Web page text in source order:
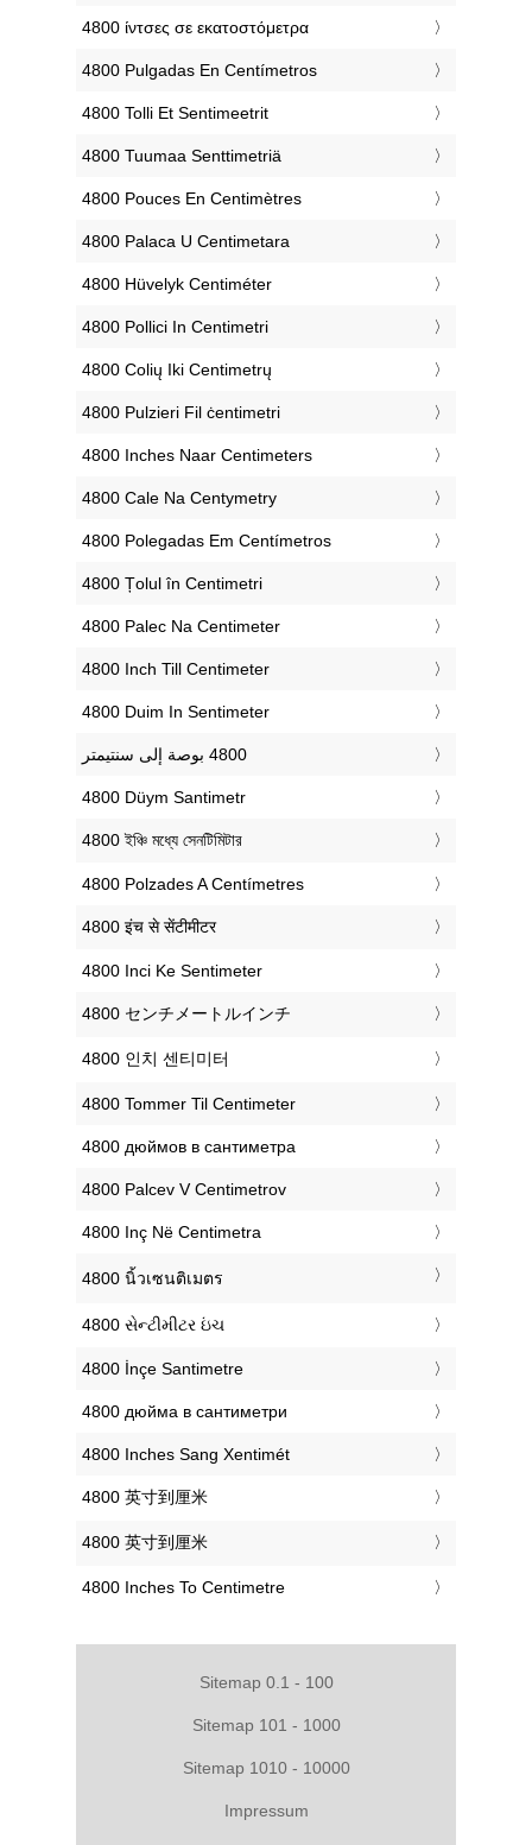
‎4800 ίντσες σε εκατοστόμετρα
‎4800 Pulgadas En Centímetros
‎4800 Tolli Et Sentimeetrit
‎4800 Tuumaa Senttimetriä
‎4800 Pouces En Centimètres
‎4800 Palaca U Centimetara
‎4800 Hüvelyk Centiméter
‎4800 Pollici In Centimetri
‎4800 Colių Iki Centimetrų
‎4800 Pulzieri Fil ċentimetri
‎4800 Inches Naar Centimeters
‎4800 Cale Na Centymetry
‎4800 Polegadas Em Centímetros
‎4800 Țolul în Centimetri
‎4800 Palec Na Centimeter
‎4800 Inch Till Centimeter
‎4800 Duim In Sentimeter
‎4800 Düym Santimetr
‎4800 ইঞ্চি মধ্যে সেনটিমিটার
‎4800 Polzades A Centímetres
‎4800 इंच से सेंटीमीटर
‎4800 Inci Ke Sentimeter
‎4800 センチメートルインチ
‎4800 인치 센티미터
‎4800 Tommer Til Centimeter
‎4800 дюймов в сантиметра
‎4800 Palcev V Centimetrov
‎4800 Inç Në Centimetra
‎4800 นิ้วเซนติเมตร
‎4800 સેન્ટીમીટર ઇંચ
‎4800 İnçe Santimetre
‎4800 дюйма в сантиметри
‎4800 Inches Sang Xentimét
‎4800 英寸到厘米
‎4800 英寸到厘米
‎4800 Inches To Centimetre
Sitemap 0.1 - 100
Sitemap 101 - 1000
Sitemap 1010 - 10000
Impressum